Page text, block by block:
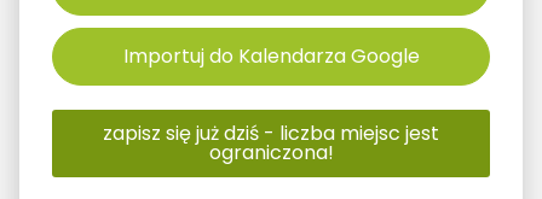
Importuj do Kalendarza Google
zapisz się już dziś - liczba miejsc jest
ograniczona!